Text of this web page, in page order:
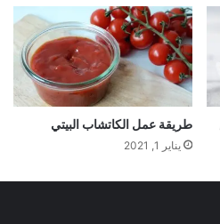
طريقة عمل الكاتشاب البيتي
يناير 1, 2021